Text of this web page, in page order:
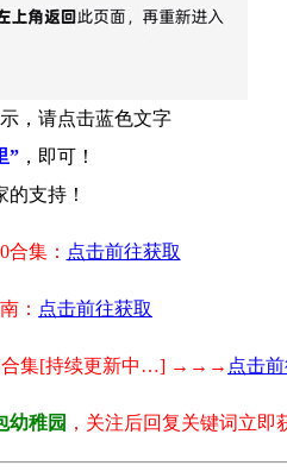
，请点击蓝色文字
” ，即可！
的支持！
合集： 点击前往获取
： 点击前往获取
合集[持续更新中…] →→→ 点击
幼稚园 ，关注后回复关键词立即